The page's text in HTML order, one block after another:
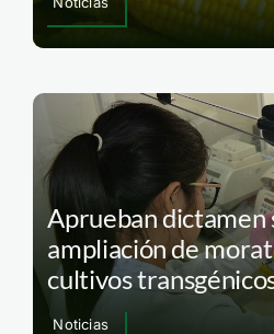
Aprueban dictamen
ampliación de
cultivos
Noticias